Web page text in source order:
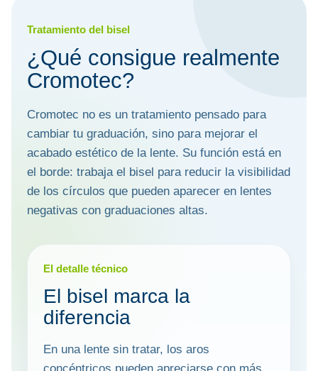
Tratamiento del bisel
¿Qué consigue realmente
Cromotec?
Cromotec no es un tratamiento pensado para
cambiar tu graduación, sino para mejorar el
acabado estético de la lente. Su función está en
el borde: trabaja el bisel para reducir la visibilidad
de los círculos que pueden aparecer en lentes
negativas con graduaciones altas.
El detalle técnico
El bisel marca la
diferencia
En una lente sin tratar, los aros
concéntricos pueden apreciarse con más